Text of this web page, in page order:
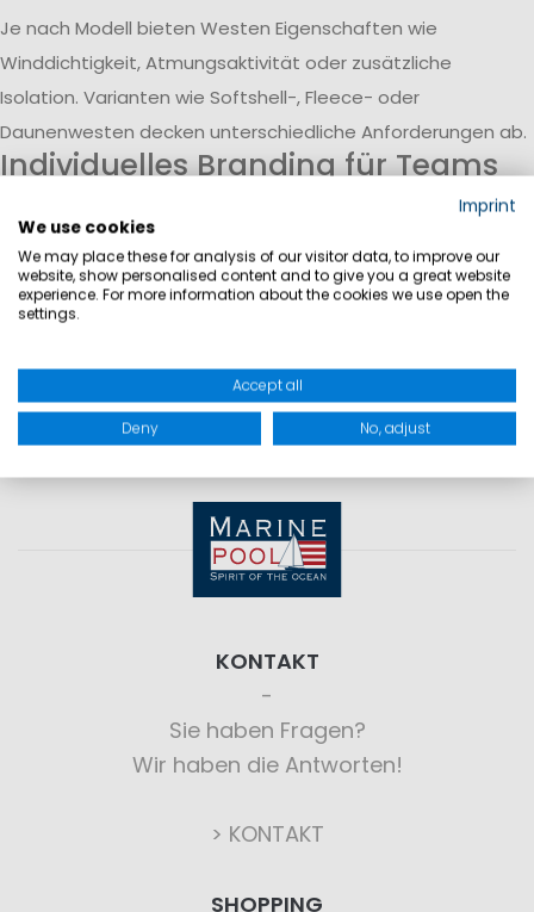
Je nach Modell bieten Westen Eigenschaften wie
Winddichtigkeit, Atmungsaktivität oder zusätzliche
Isolation. Varianten wie Softshell-, Fleece- oder
Daunenwesten decken unterschiedliche Anforderungen ab.
Individuelles Branding für Teams
Viele Westen können mit Logos versehen werden und
eignen sich daher für den Einsatz als Crew- oder
Unternehmensbekleidung. Dies unterstützt einen
einheitlichen und professionellen Teamauftritt.
KONTAKT
Sie haben Fragen?
Wir haben die Antworten!
> KONTAKT
SHOPPING
Imprint
We use cookies
We may place these for analysis of our visitor data, to improve our
website, show personalised content and to give you a great website
experience. For more information about the cookies we use open the
settings.
Accept all
Deny No, adjust